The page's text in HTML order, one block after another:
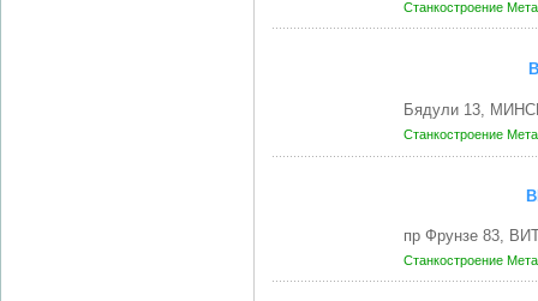
Станкостроение
Бядули 13,
Станкостроение
пр Фрунзе 83,
Станкостроение